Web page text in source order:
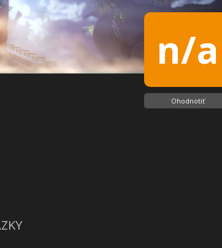
n/a
Ohodnotiť